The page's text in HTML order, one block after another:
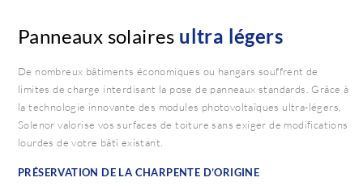
Panneaux solaires ultra légers
De nombreux bâtiments économiques ou hangars souffrent de
limites de charge interdisant la pose de panneaux standards. Grâce à
la technologie innovante des modules photovoltaïques ultra-légers,
Solenor valorise vos surfaces de toiture sans exiger de modifications
lourdes de votre bâti existant.
PRÉSERVATION DE LA CHARPENTE D’ORIGINE